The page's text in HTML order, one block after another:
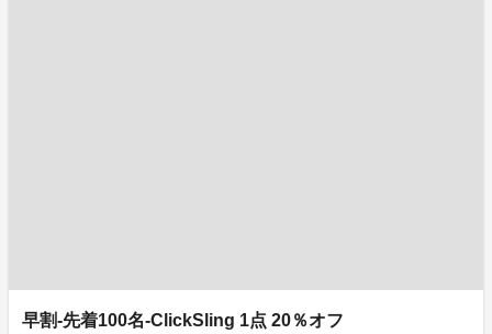
早割-先着100名-ClickSling 1点 20％オフ